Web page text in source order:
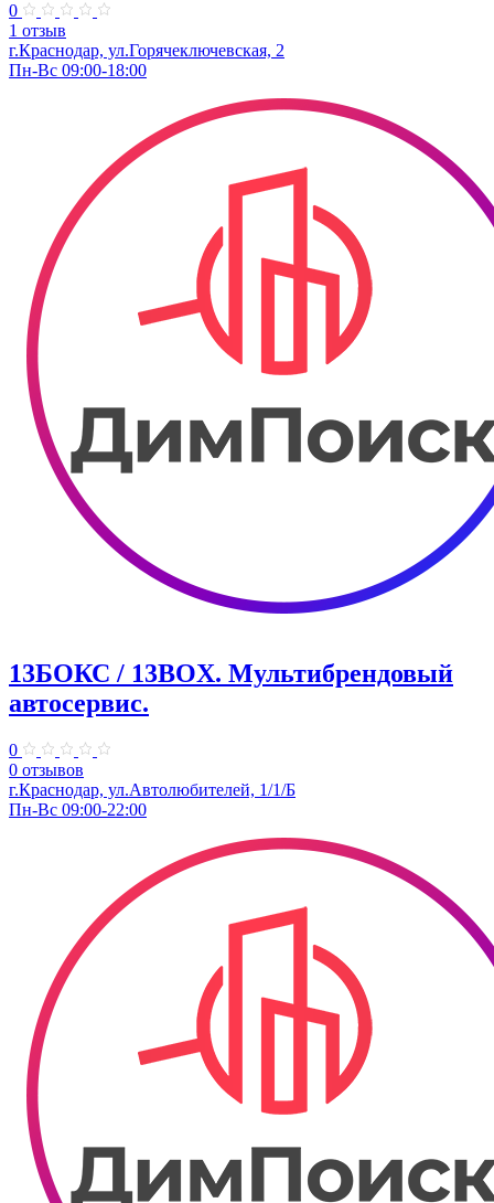
0
1 отзыв
г.Краснодар, ул.Горячеключевская, 2
Пн-Вс 09:00-18:00
13БОКС / 13BOX. ​Мультибрендовый
автосервис.
0
0 отзывов
г.Краснодар, ул.Автолюбителей, 1/1/Б
Пн-Вс 09:00-22:00